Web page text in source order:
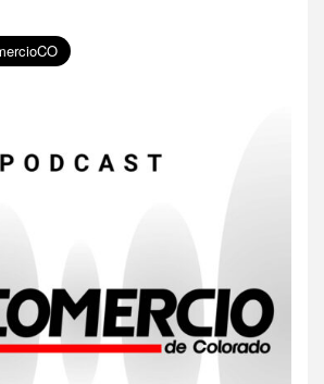
dos muertes por Cyclospora
en Michigan
HOGAR Y SALUD